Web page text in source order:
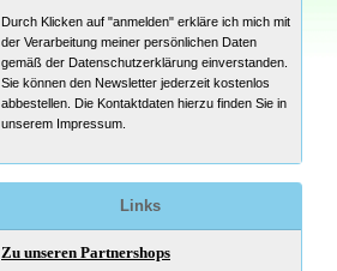
Durch Klicken auf "anmelden" erkläre ich mich mit
der Verarbeitung meiner persönlichen Daten
gemäß der Datenschutzerklärung einverstanden.
Sie können den Newsletter jederzeit kostenlos
abbestellen. Die Kontaktdaten hierzu finden Sie in
unserem Impressum.
Links
Zu unseren Partnershops